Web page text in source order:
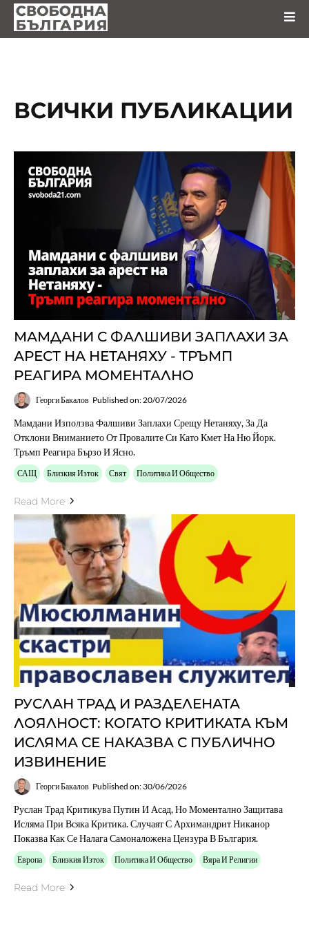
ВСИЧКИ ПУБЛИКАЦИИ
МАМДАНИ С ФАЛШИВИ ЗАПЛАХИ ЗА
АРЕСТ НА НЕТАНЯХУ - ТРЪМП
РЕАГИРА МОМЕНТАЛНО
Георги Бакалов Published on: 20/07/2026
Мамдани Използва Фалшиви Заплахи Срещу Нетаняху, За Да
Отклони Вниманието От Провалите Си Като Кмет На Ню Йорк.
Тръмп Реагира Бързо И Ясно.
САЩ Близкия Изток Свят Политика И Общество
Read More
РУСЛАН ТРАД И РАЗДЕЛЕНАТА
ЛОЯЛНОСТ: КОГАТО КРИТИКАТА КЪМ
ИСЛЯМА СЕ НАКАЗВА С ПУБЛИЧНО
ИЗВИНЕНИЕ
Георги Бакалов Published on: 30/06/2026
Руслан Трад Критикува Путин И Асад, Но Моментално Защитава
Исляма При Всяка Критика. Случаят С Архимандрит Никанор
Показва Как Се Налага Самоналожена Цензура В България.
Европа Близкия Изток Политика И Общество Вяра И Религии
Read More